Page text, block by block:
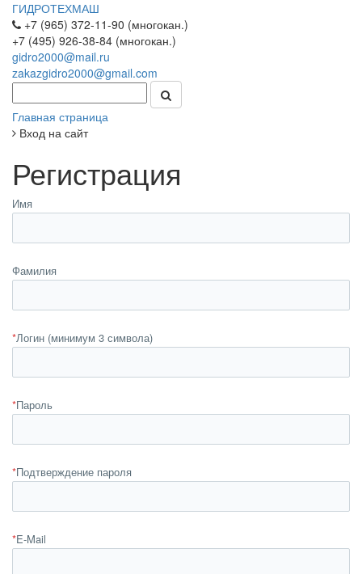
ГИДРОТЕХМАШ
+7 (965) 372-11-90 (многокан.)
+7 (495) 926-38-84 (многокан.)
gidro2000@mail.ru
zakazgidro2000@gmail.com
Главная страница
Вход на сайт
Регистрация
Имя
Фамилия
*Логин (минимум 3 символа)
*Пароль
*Подтверждение пароля
*E-Mail